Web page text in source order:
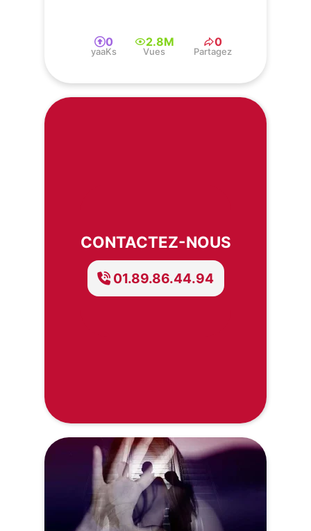
0
yaaKs
2.8M
Vues
0
Partagez
CONTACTEZ-NOUS
01.89.86.44.94